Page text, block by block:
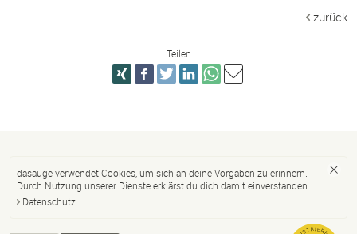
zurück
Teilen
dasauge verwendet Cookies, um sich an deine Vorgaben zu erinnern.
Durch Nutzung unserer Dienste erklärst du dich damit einverstanden.
Datenschutz